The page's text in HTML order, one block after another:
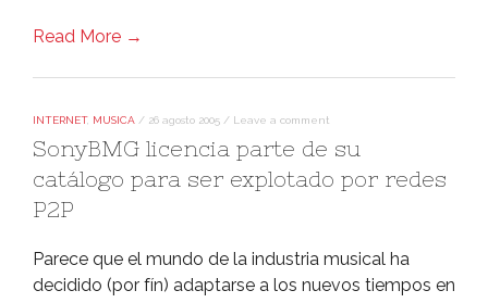
Read More →
INTERNET, MUSICA / 26 agosto 2005 / Leave a comment
SonyBMG licencia parte de su
catálogo para ser explotado por redes
P2P
Parece que el mundo de la industria musical ha
decidido (por fí­n) adaptarse a los nuevos tiempos en